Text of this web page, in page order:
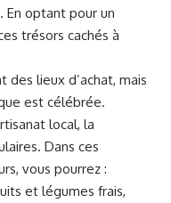
optant pour un
trésors cachés à
des lieux d’achat, mais
est célébrée.
local, la
Dans ces
vous pourrez :
et légumes frais,